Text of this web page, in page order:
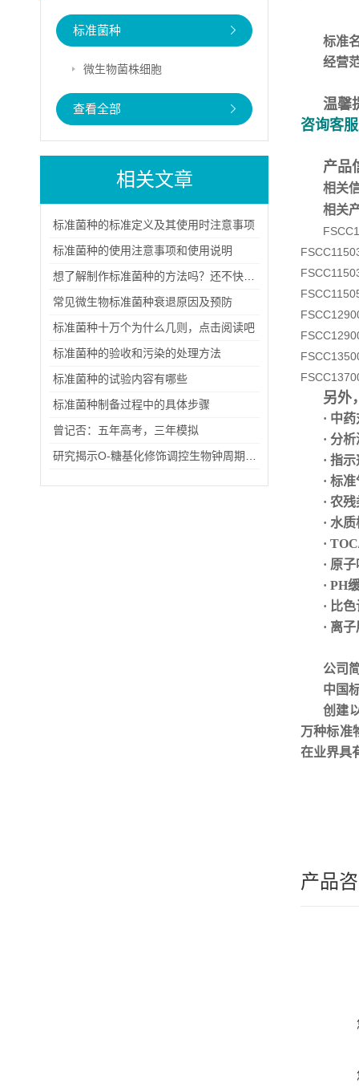
标准菌种
微生物菌株细胞
查看全部
相关文章
标准菌种的标准定义及其使用时注意事项
标准菌种的使用注意事项和使用说明
常见微生物标准菌种衰退原因及预防
标准菌种十万个为什么几则，点击阅读吧
标准菌种的验收和污染的处理方法
标准菌种的试验内容有哪些
标准菌种制备过程中的具体步骤
曾记否：五年高考，三年模拟
标准
经营
温馨
咨询客
产品
相关
相关
另外
· 中
· 分
· 指
· 标准
· 农
· 水
·
· 原
· PH
· 比
· 离
公司
中国
创建
万种标准
在业界具
产品